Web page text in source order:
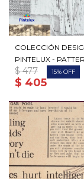
COLECCIÓN
PINTELUX -
$ 405
$ 477 15